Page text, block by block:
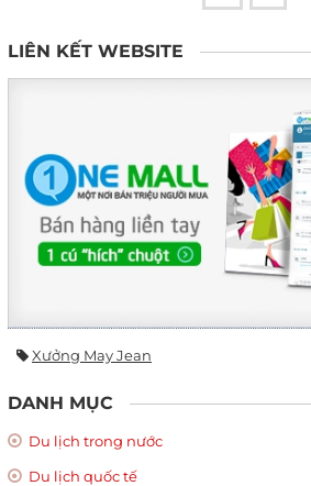
LIÊN KẾT WEBSITE
Xưởng May Jean
DANH MỤC
Du lịch trong nước
Du lịch quốc tế